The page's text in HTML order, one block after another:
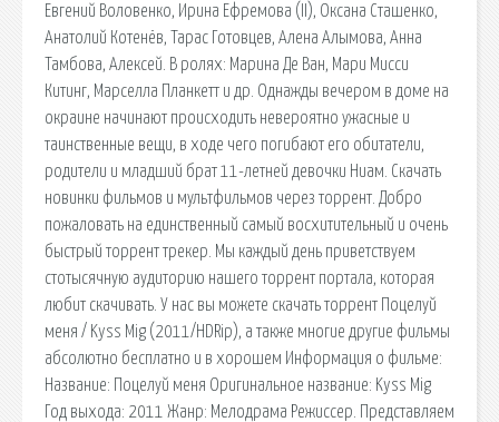
Евгений Воловенко, Ирина Ефремова (II), Оксана Сташенко,
Анатолий Котенёв, Тарас Готовцев, Алена Алымова, Анна
Тамбова, Алексей. В ролях: Марина Де Ван, Мари Мисси
Китинг, Марселла Планкетт и др. Однажды вечером в доме на
окраине начинают происходить невероятно ужасные и
таинственные вещи, в ходе чего погибают его обитатели,
родители и младший брат 11-летней девочки Ниам. Скачать
новинки фильмов и мультфильмов через торрент. Добро
пожаловать на единственный самый восхитительный и очень
быстрый торрент трекер. Мы каждый день приветствуем
стотысячную аудиторию нашего торрент портала, которая
любит скачивать. У нас вы можете скачать торрент Поцелуй
меня / Kyss Mig (2011/HDRip), а также многие другие фильмы
абсолютно бесплатно и в хорошем Информация о фильме:
Название: Поцелуй меня Оригинальное название: Kyss Mig
Год выхода: 2011 Жанр: Мелодрама Режиссер. Представляем